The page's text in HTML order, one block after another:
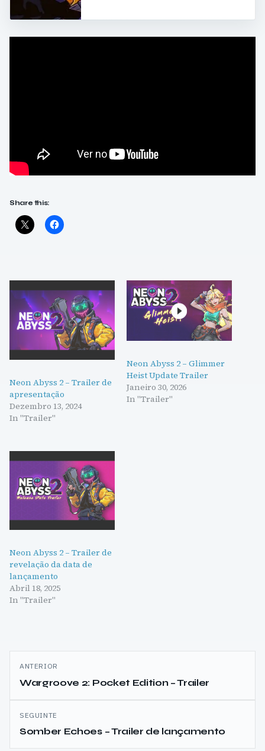
Share this:
Neon Abyss 2 – Trailer de
apresentação
Dezembro 13, 2024
In "Trailer"
Neon Abyss 2 – Glimmer
Heist Update Trailer
Janeiro 30, 2026
In "Trailer"
Neon Abyss 2 – Trailer de
revelação da data de
lançamento
Abril 18, 2025
In "Trailer"
Navegação
de
artigos
ANTERIOR
Wargroove 2: Pocket Edition – Trailer
SEGUINTE
Somber Echoes – Trailer de lançamento